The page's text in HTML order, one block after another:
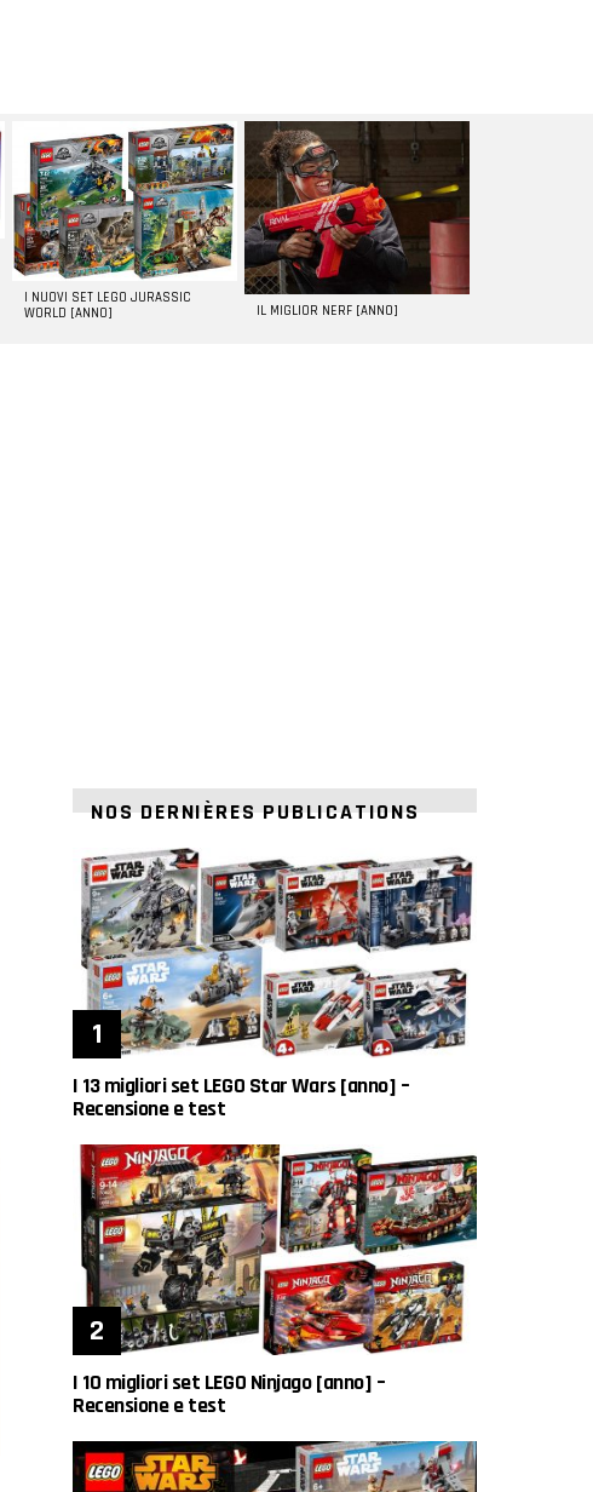
I NUOVI SET LEGO JURASSIC
WORLD [ANNO]
IL MIGLIOR NERF [ANNO]
NOS DERNIÈRES PUBLICATIONS
I 13 migliori set LEGO Star Wars [anno] –
Recensione e test
I 10 migliori set LEGO Ninjago [anno] –
Recensione e test